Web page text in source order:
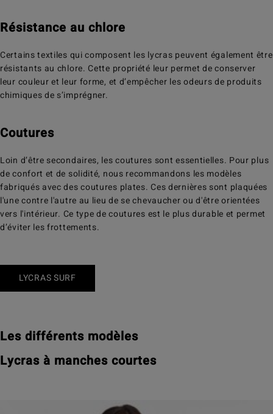
Résistance au chlore
Certains textiles qui composent les lycras peuvent également être
résistants au chlore. Cette propriété leur permet de conserver
leur couleur et leur forme, et d’empêcher les odeurs de produits
chimiques de s’imprégner.
Coutures
Loin d’être secondaires, les coutures sont essentielles. Pour plus
de confort et de solidité, nous recommandons les modèles
fabriqués avec des coutures plates. Ces dernières sont plaquées
l'une contre l'autre au lieu de se chevaucher ou d'être orientées
vers l'intérieur. Ce type de coutures est le plus durable et permet
d’éviter les frottements.
LYCRAS SURF
Les différents modèles
Lycras à manches courtes